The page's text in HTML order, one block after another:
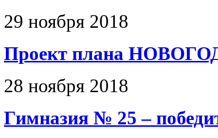
29 ноября 2018
Проект плана
28 ноября 2018
Гимназия № 25 –